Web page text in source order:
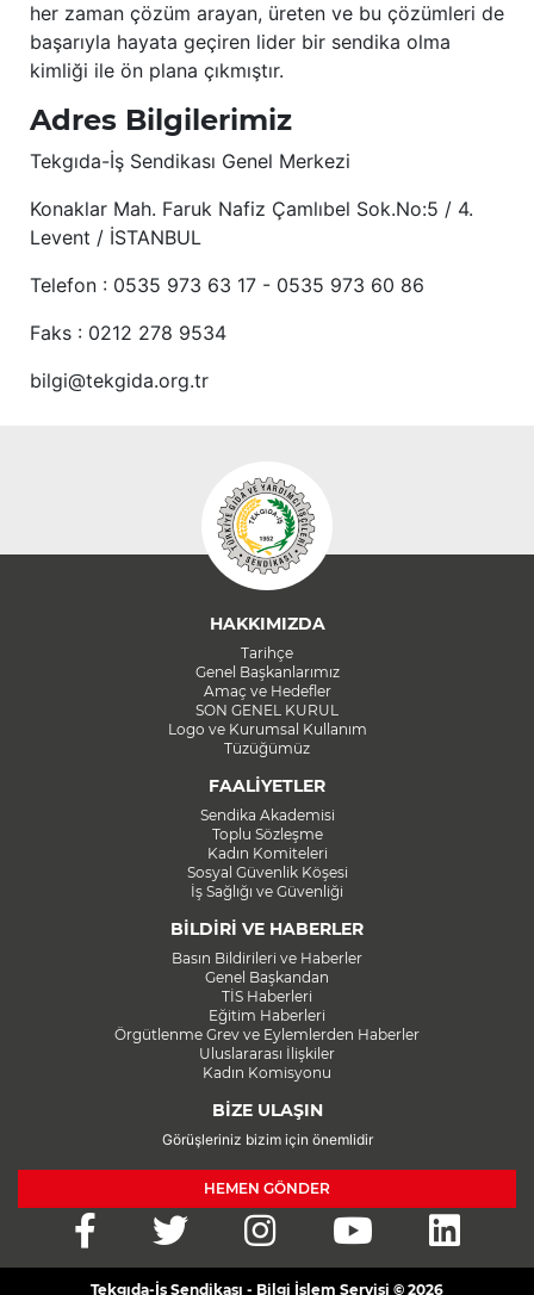
her zaman çözüm arayan, üreten ve bu çözümleri de
başarıyla hayata geçiren lider bir sendika olma
kimliği ile ön plana çıkmıştır.
Adres Bilgilerimiz
Tekgıda-İş Sendikası Genel Merkezi
Konaklar Mah. Faruk Nafiz Çamlıbel Sok.No:5 / 4.
Levent / İSTANBUL
Telefon : 0535 973 63 17 - 0535 973 60 86
Faks : 0212 278 9534
bilgi@tekgida.org.tr
HAKKIMIZDA
Tarihçe
Genel Başkanlarımız
Amaç ve Hedefler
SON GENEL KURUL
Logo ve Kurumsal Kullanım
Tüzüğümüz
FAALİYETLER
Sendika Akademisi
Toplu Sözleşme
Kadın Komiteleri
Sosyal Güvenlik Köşesi
İş Sağlığı ve Güvenliği
BİLDİRİ VE HABERLER
Basın Bildirileri ve Haberler
Genel Başkandan
TİS Haberleri
Eğitim Haberleri
Örgütlenme Grev ve Eylemlerden Haberler
Uluslararası İlişkiler
Kadın Komisyonu
BİZE ULAŞIN
Görüşleriniz bizim için önemlidir
HEMEN GÖNDER
Tekgıda-İş Sendikası - Bilgi İşlem Servisi © 2026